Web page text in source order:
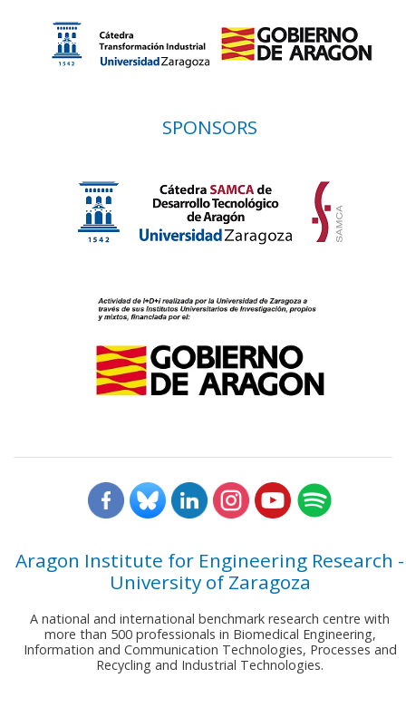
SPONSORS
Aragon Institute for Engineering Research -
University of Zaragoza
A national and international benchmark research centre with
more than 500 professionals in Biomedical Engineering,
Information and Communication Technologies, Processes and
Recycling and Industrial Technologies.